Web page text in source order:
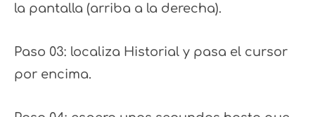
la pantalla (arriba a la derecha).
Paso 03: localiza Historial y pasa el cursor
por encima.